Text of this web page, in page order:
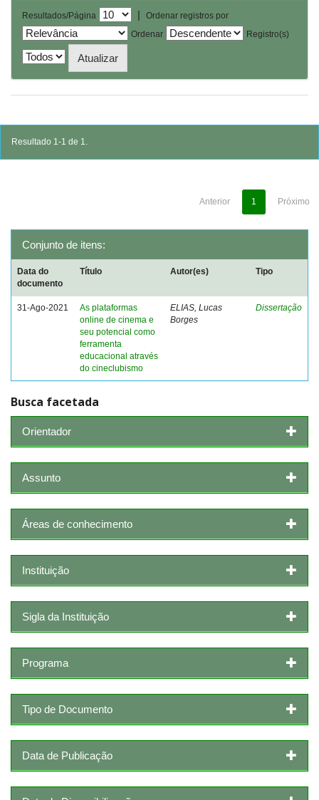
Resultados/Página |
Ordenar registros por
Ordenar
Registro(s)
Resultado 1-1 de 1.
Anterior 1 Próximo
Conjunto de itens:
Data do
documento
Título Autor(es) Tipo
31-Ago-2021
As plataformas
online de cinema e
seu potencial como
ferramenta
educacional através
do cineclubismo
ELIAS, Lucas
Borges
Dissertação
Busca facetada
Orientador
Assunto
Áreas de conhecimento
Instituição
Sigla da Instituição
Programa
Tipo de Documento
Data de Publicação